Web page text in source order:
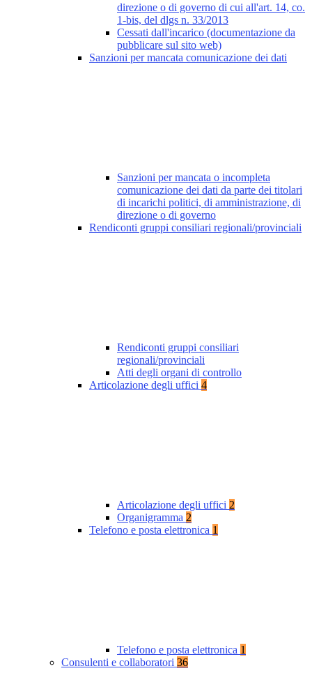
direzione o di governo di cui all'art. 14, co.
1-bis, del dlgs n. 33/2013
Cessati dall'incarico (documentazione da
pubblicare sul sito web)
Sanzioni per mancata comunicazione dei dati
Sanzioni per mancata o incompleta
comunicazione dei dati da parte dei titolari
di incarichi politici, di amministrazione, di
direzione o di governo
Rendiconti gruppi consiliari regionali/provinciali
Rendiconti gruppi consiliari
regionali/provinciali
Atti degli organi di controllo
Articolazione degli uffici 4
Articolazione degli uffici 2
Organigramma 2
Telefono e posta elettronica 1
Telefono e posta elettronica 1
Consulenti e collaboratori 36